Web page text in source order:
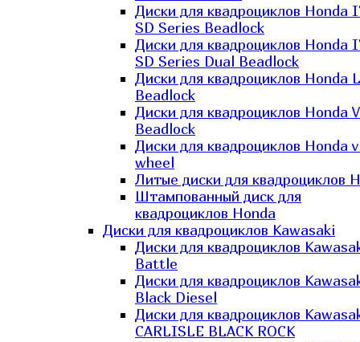
Диски для квадроциклов Honda
SD Series Beadlock
Диски для квадроциклов Honda
SD Series Dual Beadlock
Диски для квадроциклов Honda
Beadlock
Диски для квадроциклов Honda
Beadlock
Диски для квадроциклов Honda
wheel
Литые диски для квадроциклов
Штампованный диск для
квадроциклов Honda
Диски для квадроциклов Kawasaki
Диски для квадроциклов
Battle
Диски для квадроциклов
Black Diesel
Диски для квадроциклов
CARLISLE BLACK ROCK